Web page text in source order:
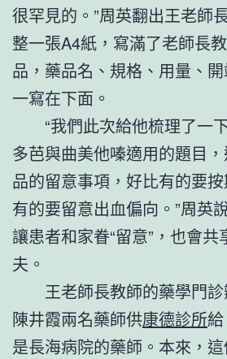
很罕見的。”周英翻出王老師
整一張A4紙，寫滿了老師長
品，藥品名、規格、用量、
一寫在下面。
“我們此次給他梳理了一
多芭與曲美他嗪適用的題目
品的留意事項，好比有的要按
有的要留意出血偏向。”周英
讓患者和家眷“留意”，也會
夫。
王老師長教師的藥學門
陳井霞兩名藥師供康德診所
是長海病院的藥師。本來，